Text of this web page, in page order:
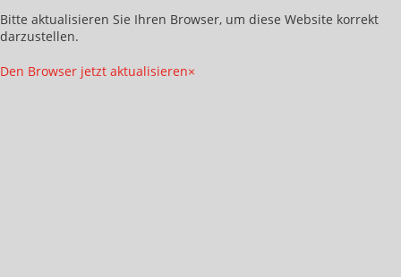
Bitte aktualisieren Sie Ihren Browser, um diese Website korrekt
darzustellen.
Den Browser jetzt aktualisieren×